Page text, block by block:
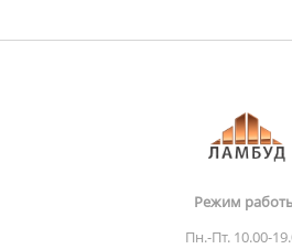
Режим
Пн.-Пт. 10.00-